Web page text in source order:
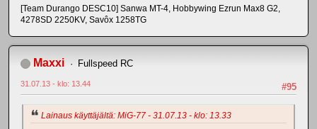
[Team Durango DESC10] Sanwa MT-4, Hobbywing Ezrun Max8 G2,
4278SD 2250KV, Savôx 1258TG
Maxxi Fullspeed RC
#95
31.07.13 - klo: 13.44
Lainaus käyttäjältä: MiG-77 - 31.07.13 - klo: 13.33